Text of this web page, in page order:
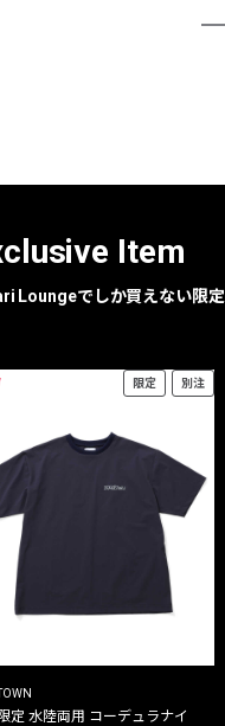
Item
Loungeでしか買えない限
限定 別注
定 水陸両用 コーデュラナイ